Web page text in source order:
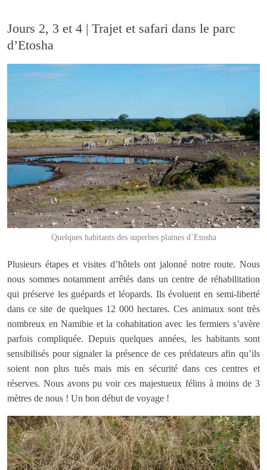
Jours 2, 3 et 4 | Trajet et safari dans le parc
d’Etosha
Quelques habitants des superbes plaines d’Etosha
Plusieurs étapes et visites d’hôtels ont jalonné notre route. Nous
nous sommes notamment arrêtés dans un centre de réhabilitation
qui préserve les guépards et léopards. Ils évoluent en semi-liberté
dans ce site de quelques 12 000 hectares. Ces animaux sont très
nombreux en Namibie et la cohabitation avec les fermiers s’avère
parfois compliquée. Depuis quelques années, les habitants sont
sensibilisés pour signaler la présence de ces prédateurs afin qu’ils
soient non plus tués mais mis en sécurité dans ces centres et
réserves. Nous avons pu voir ces majestueux félins à moins de 3
mètres de nous ! Un bon début de voyage !